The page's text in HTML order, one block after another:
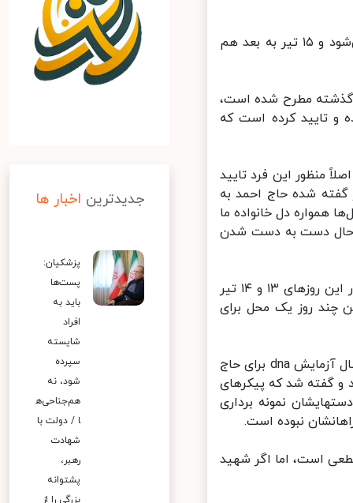
وی بیان کرد: در روزهای ۱۳ و ۱۴ تیر اخبار جعلی درباره حاج احمد پخش می‌شود و ۱۵ تیر به بعد هم
گذشته مطرح شده است،
تایید کرده است که
این فرد تایید
شده حاج احمد به
دل خانواده ما
حال دست به دست شدن
برادر حاج احمد متوسلیان ادامه داد: ۳۸ سال از این ماجرا گذشته و فقط در این روزهای ۱۳ و ۱۴ تیر
روز یک محل برای
وی درباره گرفتن آزمایش dna از خانواده حاج احمد گفت: بعد از این همه سال آزمایش dna برای حاج
پدرم زنده بود و گفته شد که پیکرهای
نمونه برداری
نبوده است.
است، اما اگر شهید
جدیدترین اخبار ها
پزشکیان:
پست‌ها
باید به
افراد
شایسته
سپرده
شود، نه
هم‌جناحی‌ه
ا / دولت با
شهادت
رهبر،
پشتوانه
بزرگی را از